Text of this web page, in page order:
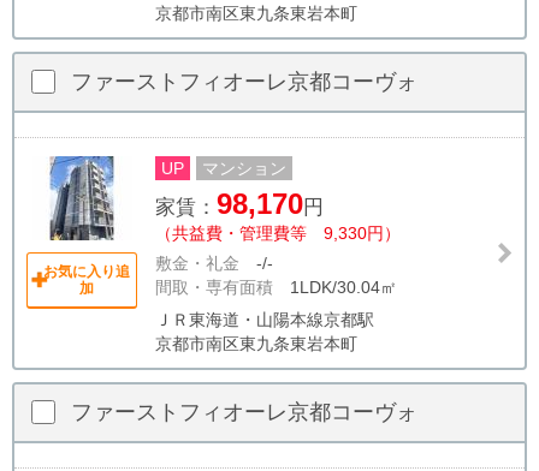
京都市南区東九条東岩本町
ファーストフィオーレ京都コーヴォ
お気に入り追
加
UP マンション
家賃： 98,170円
（共益費・管理費等 9,330円）
敷金・礼金 -/-
間取・専有面積 1LDK/30.04㎡
ＪＲ東海道・山陽本線京都駅
京都市南区東九条東岩本町
ファーストフィオーレ京都コーヴォ